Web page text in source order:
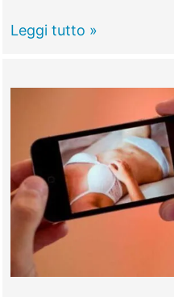
MARCELLINA
cacciatore
di
orchi
presenta
Leggi tutto »